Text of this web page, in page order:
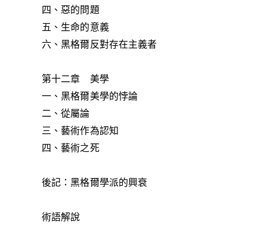
四、惡的問題
五、生命的意義
六、黑格爾反對存在主義者
第十二章 美學
一、黑格爾美學的悖論
二、從屬論
三、藝術作為認知
四、藝術之死
後記：黑格爾學派的興衰
術語解說